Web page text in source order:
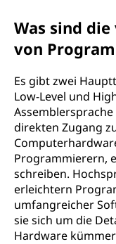
Was sind
von
Es gibt zwei
Low-Level und
direkten Zugang
Programmierern,
schreiben.
erleichtern
umfangreicher
sie sich um die
Hardware